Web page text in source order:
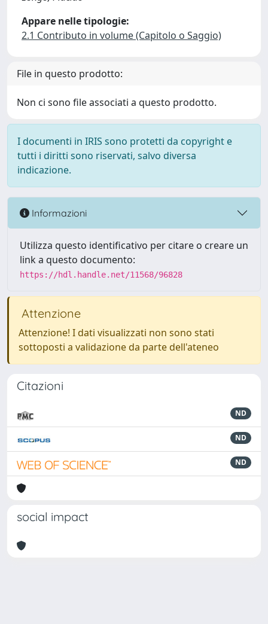
Appare nelle tipologie:
2.1 Contributo in volume (Capitolo o Saggio)
File in questo prodotto:
Non ci sono file associati a questo prodotto.
I documenti in IRIS sono protetti da copyright e
tutti i diritti sono riservati, salvo diversa
indicazione.
Informazioni
Utilizza questo identificativo per citare o creare un
link a questo documento:
https://hdl.handle.net/11568/96828
Attenzione
Attenzione! I dati visualizzati non sono stati
sottoposti a validazione da parte dell'ateneo
Citazioni
ND
ND
ND
social impact